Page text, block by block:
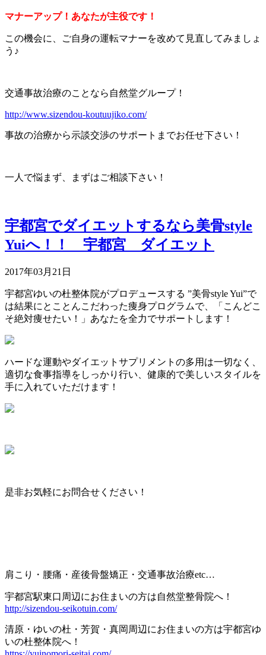
マナーアップ！あなたが主役です！
この機会に、ご自身の運転マナーを改めて見直してみましょ
う♪
交通事故治療のことなら自然堂グループ！
http://www.sizendou-koutuujiko.com/
事故の治療から示談交渉のサポートまでお任せ下さい！
一人で悩まず、まずはご相談下さい！
宇都宮でダイエットするなら美骨style
Yuiへ！！ 宇都宮 ダイエット
2017年03月21日
宇都宮ゆいの杜整体院がプロデュースする ”美骨style Yui”で
は結果にとことんこだわった痩身プログラムで、「こんどこ
そ絶対痩せたい！」あなたを全力でサポートします！
ハードな運動やダイエットサプリメントの多用は一切なく、
適切な食事指導をしっかり行い、健康的で美しいスタイルを
手に入れていただけます！
是非お気軽にお問合せください！
肩こり・腰痛・産後骨盤矯正・交通事故治療etc…
宇都宮駅東口周辺にお住まいの方は自然堂整骨院へ！
http://sizendou-seikotuin.com/
清原・ゆいの杜・芳賀・真岡周辺にお住まいの方は宇都宮ゆ
いの杜整体院へ！